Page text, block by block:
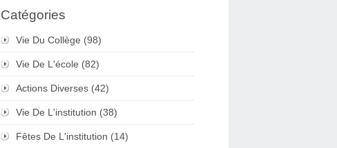
Catégories
Vie Du Collège (98)
Vie De L'école (82)
Actions Diverses (42)
Vie De L'institution (38)
Fêtes De L'institution (14)